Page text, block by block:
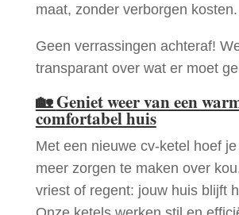
maat, zonder verborgen kosten.
Geen verrassingen achteraf!
transparant over wat er moet
🏡Geniet weer van een
comfortabel huis
Met een nieuwe cv-ketel hoef
meer zorgen te maken over
vriest of regent: jouw huis blijft